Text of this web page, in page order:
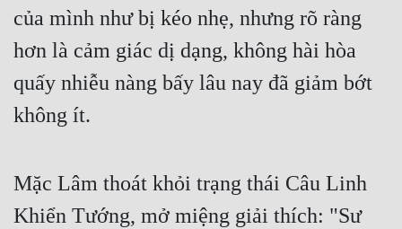
Huyền Ảo
Hài Hước
Hệ Thống
Khoa Huyễn Không Gian
của mình như bị kéo nhẹ, nhưng rõ ràng
hơn là cảm giác dị dạng, không hài hòa
quấy nhiễu nàng bấy lâu nay đã giảm bớt
không ít.
Mặc Lâm thoát khỏi trạng thái Câu Linh
Khiển Tướng, mở miệng giải thích: "Sư